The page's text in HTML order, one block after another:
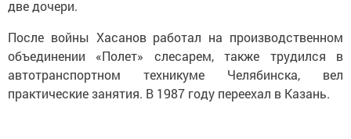
две дочери.
После войны Хасанов работал на производственном
объединении «Полет» слесарем, также трудился в
автотранспортном техникуме Челябинска, вел
практические занятия. В 1987 году переехал в Казань.